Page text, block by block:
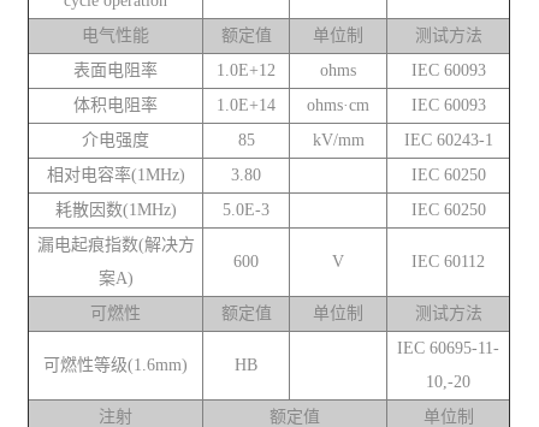
电气性能
额定值 单位制
测试方法
表面电阻率
1.0E+12 ohms
IEC 60093
体积电阻率
1.0E+14 ohms·cm
IEC 60093
介电强度
85 kV/mm
IEC 60243-1
相对电容率(1MHz)
3.80
IEC 60250
耗散因数(1MHz)
5.0E-3
IEC 60250
漏电起痕指数(解决方
案A)
600 V IEC 60112
可燃性 额定值 单位制 测试方法
可燃性等级(1.6mm) HB
IEC 60695-11-
10,-20
注射
额定值
单位制